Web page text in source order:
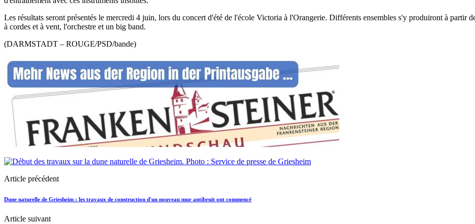
Les résultats seront présentés le mercredi 4 juin, lors du concert d'été de l'école Victoria à l'Orangerie. Différents ensembles s'y produiront à partir
à cordes et à vent, l'orchestre et un big band.
(DARMSTADT – ROUGE/PSD/bande)
Article précédent
Dune naturelle de Griesheim : les travaux de construction d'un nouveau mur antibruit ont commencé
Article suivant